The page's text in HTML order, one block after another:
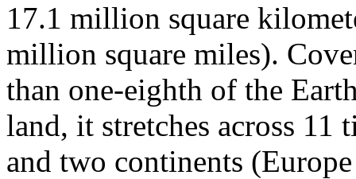
17.1 million square
million square miles).
than one-eighth of the
land, it stretches across 11
and two continents